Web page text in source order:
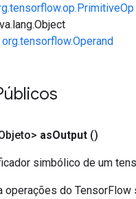
org.tensorflow.Operand
asOutput ()
simbólico de um
operações do